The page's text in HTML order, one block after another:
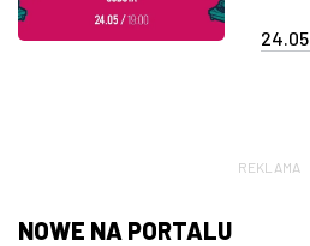
GASTRONOMIA
REKLAMA
NOWE NA PORTALU